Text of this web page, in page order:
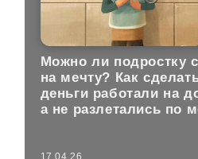
Можно ли подростку
на мечту? Как
деньги работали на
а не разлетались по
17.04.26